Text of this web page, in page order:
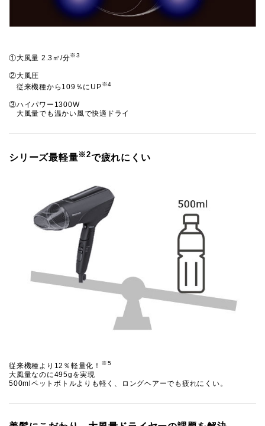
①大風量 2.3㎥/分※3
②大風圧
従来機種から109％にUP※4
③ハイパワー1300W
大風量でも温かい風で快適ドライ
シリーズ最軽量※2で疲れにくい
従来機種より12％軽量化！ ※5
大風量なのに495gを実現
500mlペットボトルよりも軽く、ロングヘアーでも疲れにくい。